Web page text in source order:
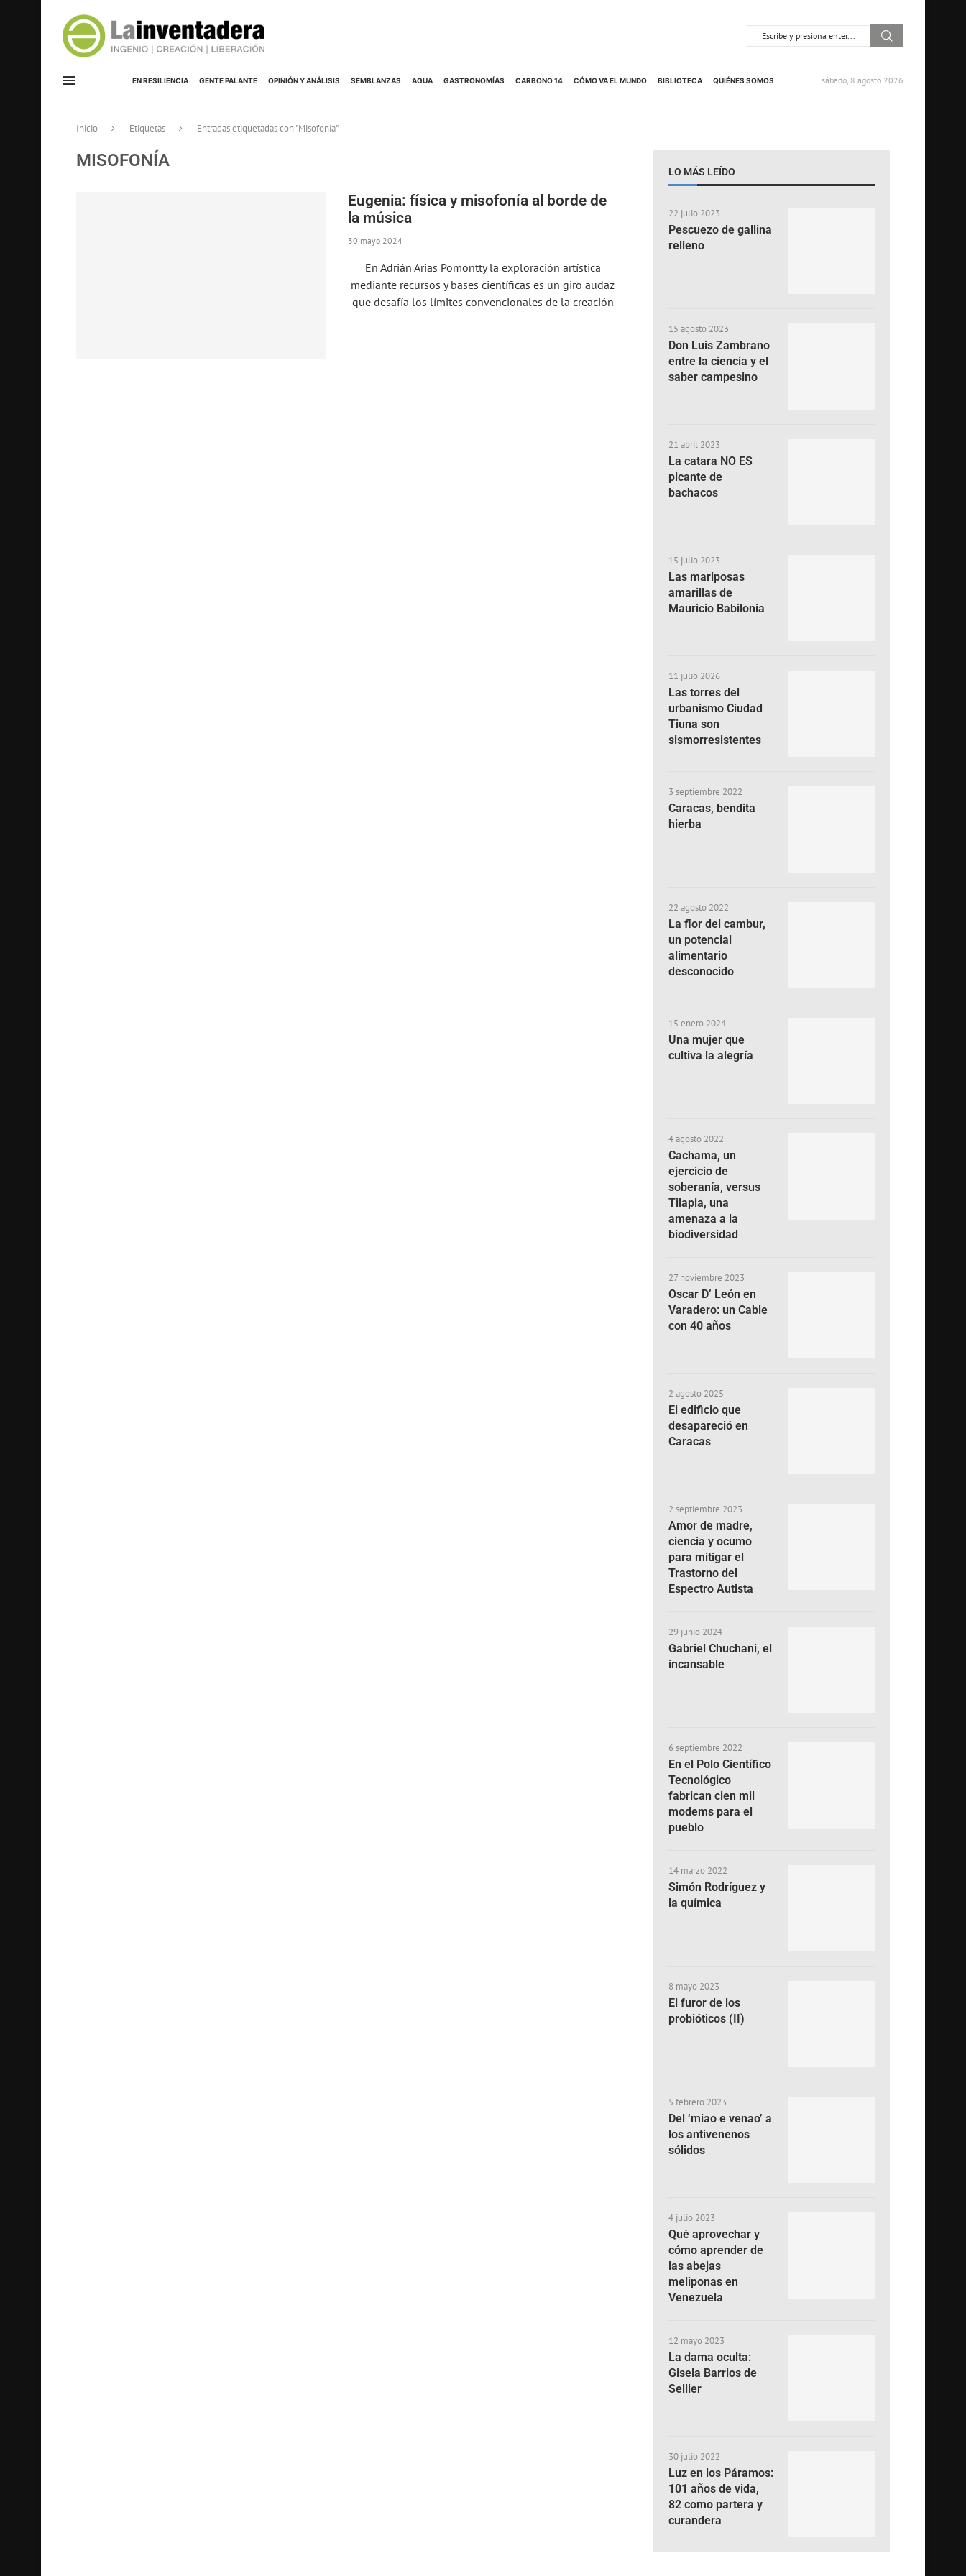
EN RESILIENCIA GENTE PALANTE OPINIÓN Y ANÁLISIS SEMBLANZAS AGUA GASTRONOMÍAS CARBONO 14 CÓMO VA EL MUNDO BIBLIOTECA QUIÉNES SOMOS sábado, 8 agosto 2026
Inicio Etiquetas Entradas etiquetadas con "Misofonía"
MISOFONÍA
Eugenia: física y misofonía al borde de
la música
30 mayo 2024
En Adrián Arias Pomontty la exploración artística
mediante recursos y bases científicas es un giro audaz
que desafía los límites convencionales de la creación
LO MÁS LEÍDO
22 julio 2023
Pescuezo de gallina
relleno
15 agosto 2023
Don Luis Zambrano
entre la ciencia y el
saber campesino
21 abril 2023
La catara NO ES
picante de
bachacos
15 julio 2023
Las mariposas
amarillas de
Mauricio Babilonia
11 julio 2026
Las torres del
urbanismo Ciudad
Tiuna son
sismorresistentes
3 septiembre 2022
Caracas, bendita
hierba
22 agosto 2022
La flor del cambur,
un potencial
alimentario
desconocido
15 enero 2024
Una mujer que
cultiva la alegría
4 agosto 2022
Cachama, un
ejercicio de
soberanía, versus
Tilapia, una
amenaza a la
biodiversidad
27 noviembre 2023
Oscar D’ León en
Varadero: un Cable
con 40 años
2 agosto 2025
El edificio que
desapareció en
Caracas
2 septiembre 2023
Amor de madre,
ciencia y ocumo
para mitigar el
Trastorno del
Espectro Autista
29 junio 2024
Gabriel Chuchani, el
incansable
6 septiembre 2022
En el Polo Científico
Tecnológico
fabrican cien mil
modems para el
pueblo
14 marzo 2022
Simón Rodríguez y
la química
8 mayo 2023
El furor de los
probióticos (II)
5 febrero 2023
Del ‘miao e venao’ a
los antivenenos
sólidos
4 julio 2023
Qué aprovechar y
cómo aprender de
las abejas
meliponas en
Venezuela
12 mayo 2023
La dama oculta:
Gisela Barrios de
Sellier
30 julio 2022
Luz en los Páramos:
101 años de vida,
82 como partera y
curandera